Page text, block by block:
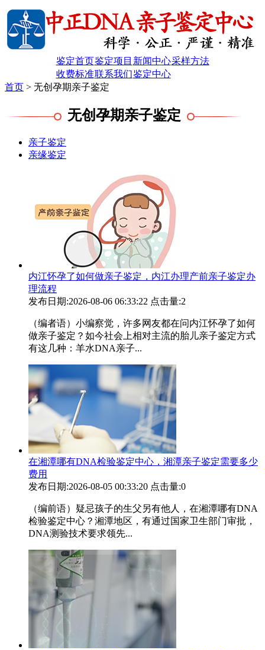
鉴定首页鉴定项目 新闻中心采样方法
收费标准联系我们鉴定中心
首页 > 无创孕期亲子鉴定
无创孕期亲子鉴定
亲子鉴定
亲缘鉴定
内江怀孕了如何做亲子鉴定，内江办理产前亲子鉴定办
理流程
发布日期:2026-08-06 06:33:22 点击量:2
（编者语）小编察觉，许多网友都在问内江怀孕了如何
做亲子鉴定？如今社会上相对主流的胎儿亲子鉴定方式
有这几种：羊水DNA亲子...
在湘潭哪有DNA检验鉴定中心，湘潭亲子鉴定需要多少
费用
发布日期:2026-08-05 00:33:20 点击量:0
（编前语）疑忌孩子的生父另有他人，在湘潭哪有DNA
检验鉴定中心？湘潭地区，有通过国家卫生部门审批，
DNA测验技术要求领先...